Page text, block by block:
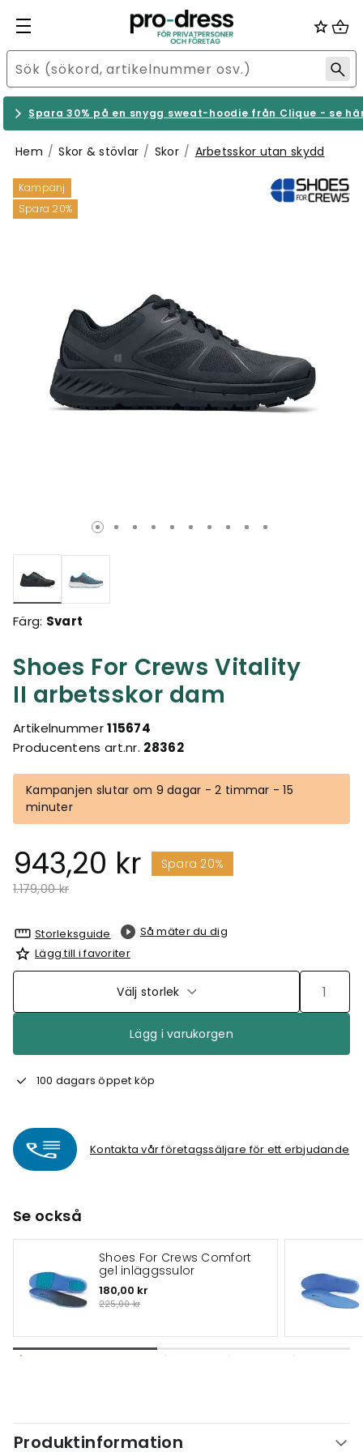
Spara 30% på en snygg sweat-hoodie från Clique - se
Hem Skor & stövlar Skor Arbetsskor utan skydd
Kampanj
Spara 20%
Shoes For Crews Vitality
II arbetsskor dam
Artikelnummer115674
Producentens art.nr. 28362
Kampanjen slutar om 9 dagar - 2 timmar - 15
minuter
943,20 kr
Spara 20%
Pris nedsatt från
1.179,00 krtill
Valda
Färg: Svart
Storleksguide
Så mäter du dig
Lägg till i favoriter
Välj storlek
Lägg i varukorgen
100 dagars öppet köp
Kontakta vår företagssäljare för ett erbjudande
Se också
Shoes For Crews Comfort
gel inläggssulor
180,00 kr
225,00 kr
Produktinformation